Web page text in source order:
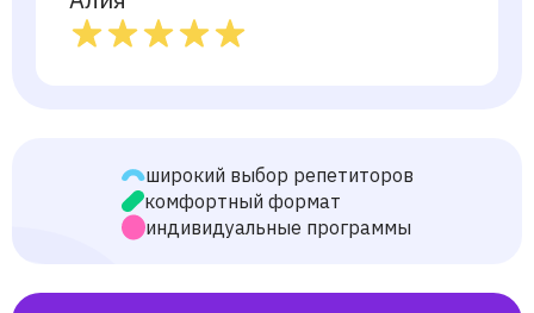
широкий выбор репетиторов
комфортный формат
индивидуальные программы